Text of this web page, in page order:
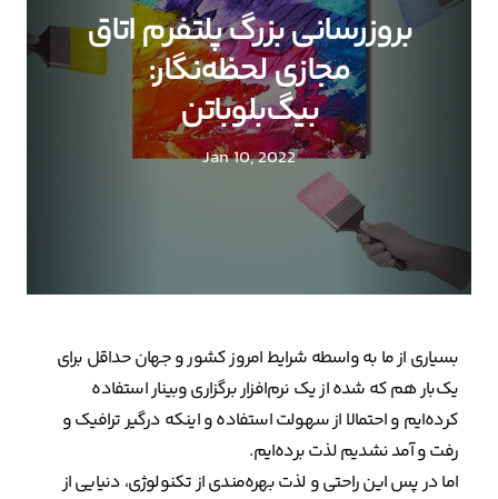
بروزرسانی بزرگ پلتفرم اتاق
مجازی لحظه‌نگار:
بیگ‌بلوباتن
Jan 10, 2022
بسیاری از ما به واسطه شرایط امروز کشور و جهان حداقل برای
یک‌بار هم که شده از یک نرم‌افزار برگزاری وبینار استفاده
کرده‌ایم و احتمالا از سهولت استفاده و اینکه درگیر ترافیک و
رفت و آمد نشدیم لذت برده‌ایم.
اما در پس این راحتی و لذت بهره‌مندی از تکنولوژی، دنیایی از